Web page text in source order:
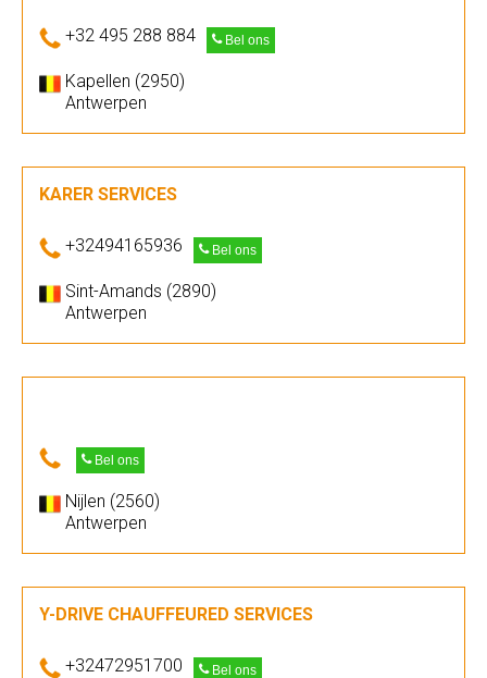
+32 495 288 884 Bel ons
Kapellen (2950)
Antwerpen
KARER SERVICES
+32494165936 Bel ons
Sint-Amands (2890)
Antwerpen
Bel ons
Nijlen (2560)
Antwerpen
Y-DRIVE CHAUFFEURED SERVICES
+32472951700 Bel ons